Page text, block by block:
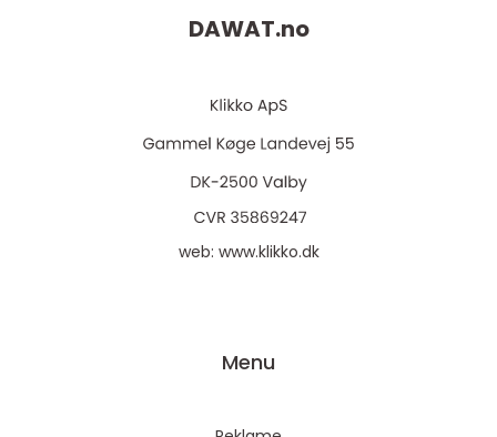
DAWAT.no
web: www.klikko.dk
Menu